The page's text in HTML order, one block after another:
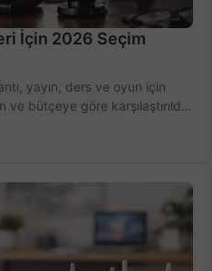
İçin 2026 Seçim
yayın, ders ve oyun için
bütçeye göre karşılaştırıldı.